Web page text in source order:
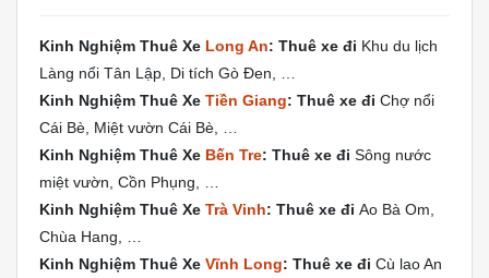
Kinh Nghiệm Thuê Xe Long An: Thuê xe đi Khu du lịch
Làng nổi Tân Lập, Di tích Gò Đen, …
Kinh Nghiệm Thuê Xe Tiền Giang: Thuê xe đi Chợ nổi
Cái Bè, Miệt vườn Cái Bè, …
Kinh Nghiệm Thuê Xe Bến Tre: Thuê xe đi Sông nước
miệt vườn, Cồn Phụng, …
Kinh Nghiệm Thuê Xe Trà Vinh: Thuê xe đi Ao Bà Om,
Chùa Hang, …
Kinh Nghiệm Thuê Xe Vĩnh Long: Thuê xe đi Cù lao An